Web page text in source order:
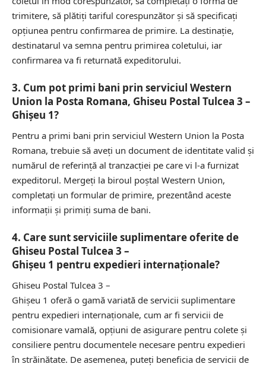
trimitere, să plătiți tariful corespunzător și să specificați
opțiunea pentru confirmarea de primire. La destinație,
destinatarul va semna pentru primirea coletului, iar
confirmarea va fi returnată expeditorului.
3. Cum pot primi bani prin serviciul Western
Union la Posta Romana, Ghiseu Postal Tulcea 3 –
Ghişeu 1?
Pentru a primi bani prin serviciul Western Union la Posta
Romana, trebuie să aveți un document de identitate valid și
numărul de referință al tranzacției pe care vi l-a furnizat
expeditorul. Mergeți la biroul poștal Western Union,
completați un formular de primire, prezentând aceste
informații și primiți suma de bani.
4. Care sunt serviciile suplimentare oferite de
Ghiseu Postal Tulcea 3 –
Ghişeu 1 pentru expedieri internaționale?
Ghiseu Postal Tulcea 3 –
Ghişeu 1 oferă o gamă variată de servicii suplimentare
pentru expedieri internaționale, cum ar fi servicii de
comisionare vamală, opțiuni de asigurare pentru colete și
consiliere pentru documentele necesare pentru expedieri
în străinătate. De asemenea, puteți beneficia de servicii de